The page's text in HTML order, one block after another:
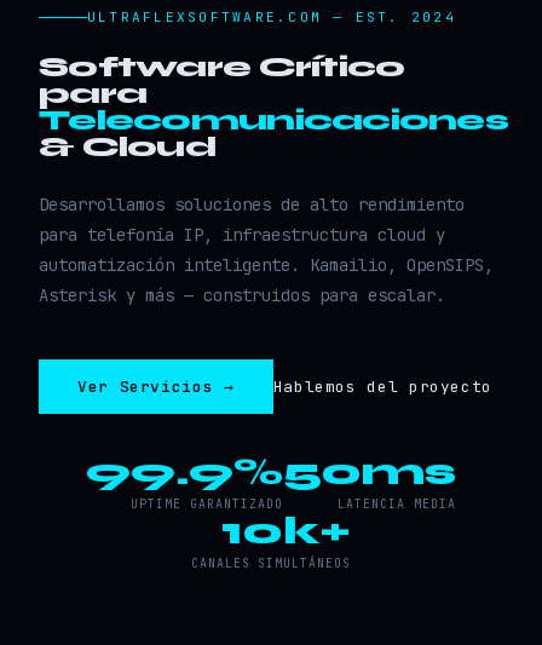
ULTRAFLEXSOFTWARE.COM — EST. 2024
Software Crítico
para
Telecomunicaciones
& Cloud
Desarrollamos soluciones de alto rendimiento
para telefonía IP, infraestructura cloud y
automatización inteligente. Kamailio, OpenSIPS,
Asterisk y más — construidos para escalar.
Ver Servicios → Hablemos del proyecto
99.9%
UPTIME GARANTIZADO
50ms
LATENCIA MEDIA
10k+
CANALES SIMULTÁNEOS